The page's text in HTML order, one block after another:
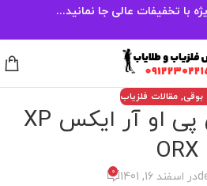
با تخفیفات عالی جا نمانید...
بوقی, مقالات فلزیاب
فلزیاب ایکس پی او آر ایکس XP
ORX
در اسفند 16, 1401 0